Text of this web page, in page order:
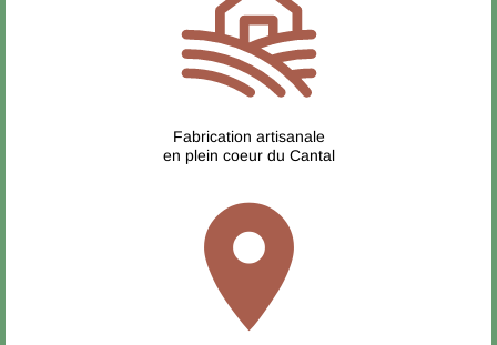
Fabrication artisanale
en plein coeur du Cantal
location_on